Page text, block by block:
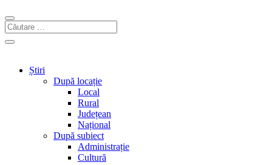
Știri
După locație
Local
Rural
Județean
Național
După subiect
Administrație
Cultură